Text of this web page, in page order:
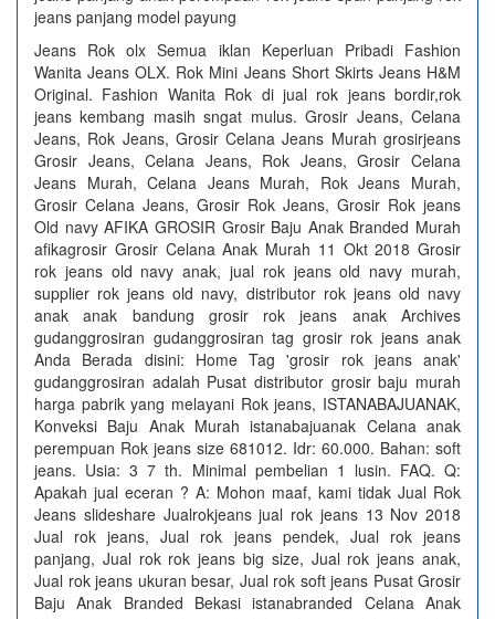
jeans panjang model payung
Jeans Rok olx Semua iklan Keperluan Pribadi Fashion
Wanita Jeans OLX. Rok Mini Jeans Short Skirts Jeans H&M
Original. Fashion Wanita Rok di jual rok jeans bordir,rok
jeans kembang masih sngat mulus. Grosir Jeans, Celana
Jeans, Rok Jeans, Grosir Celana Jeans Murah grosirjeans
Grosir Jeans, Celana Jeans, Rok Jeans, Grosir Celana
Jeans Murah, Celana Jeans Murah, Rok Jeans Murah,
Grosir Celana Jeans, Grosir Rok Jeans, Grosir Rok jeans
Old navy AFIKA GROSIR Grosir Baju Anak Branded Murah
afikagrosir Grosir Celana Anak Murah 11 Okt 2018 Grosir
rok jeans old navy anak, jual rok jeans old navy murah,
supplier rok jeans old navy, distributor rok jeans old navy
anak anak bandung grosir rok jeans anak Archives
gudanggrosiran gudanggrosiran tag grosir rok jeans anak
Anda Berada disini: Home Tag 'grosir rok jeans anak'
gudanggrosiran adalah Pusat distributor grosir baju murah
harga pabrik yang melayani Rok jeans, ISTANABAJUANAK,
Konveksi Baju Anak Murah istanabajuanak Celana anak
perempuan Rok jeans size 681012. Idr: 60.000. Bahan: soft
jeans. Usia: 3 7 th. Minimal pembelian 1 lusin. FAQ. Q:
Apakah jual eceran ? A: Mohon maaf, kami tidak Jual Rok
Jeans slideshare Jualrokjeans jual rok jeans 13 Nov 2018
Jual rok jeans, Jual rok jeans pendek, Jual rok jeans
panjang, Jual rok rok jeans big size, Jual rok jeans anak,
Jual rok jeans ukuran besar, Jual rok soft jeans Pusat Grosir
Baju Anak Branded Bekasi istanabranded Celana Anak